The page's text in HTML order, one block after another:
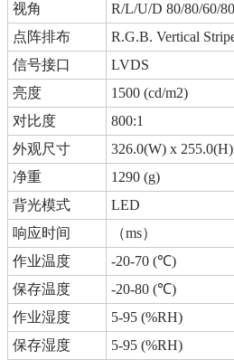
视角
R/L/U/D 80/80/60/
点阵排布
R.G.B. Vertical
信号接口
LVDS
亮度
1500 (cd/m2)
对比度
800:1
外观尺寸
326.0(W) x
净重
1290 (g)
背光模式
LED
响应时间
（ms）
作业温度
-20-70 (℃)
保存温度
-20-80 (℃)
作业湿度
5-95 (%RH)
保存湿度
5-95 (%RH)